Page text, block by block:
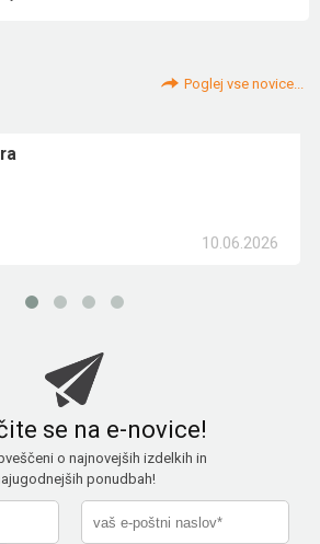
Poglej vse novice...
10.06.2026
se na e-novice!
o najnovejših izdelkih in
ponudbah!